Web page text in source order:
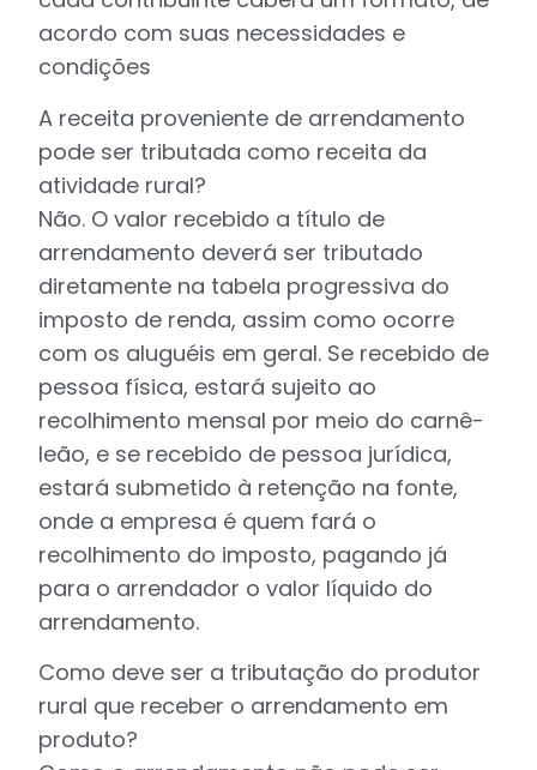
acordo com suas necessidades e
condições
A receita proveniente de arrendamento
pode ser tributada como receita da
atividade rural?
Não. O valor recebido a título de
arrendamento deverá ser tributado
diretamente na tabela progressiva do
imposto de renda, assim como ocorre
com os aluguéis em geral. Se recebido de
pessoa física, estará sujeito ao
recolhimento mensal por meio do carnê-
leão, e se recebido de pessoa jurídica,
estará submetido à retenção na fonte,
onde a empresa é quem fará o
recolhimento do imposto, pagando já
para o arrendador o valor líquido do
arrendamento.
Como deve ser a tributação do produtor
rural que receber o arrendamento em
produto?